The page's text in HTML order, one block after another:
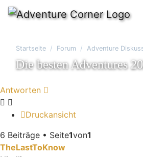
Startseite Forum Adventure
Die besten Adventures
Antworten
Druckansicht
6 Beiträge • Seite1von1
TheLastToKnow